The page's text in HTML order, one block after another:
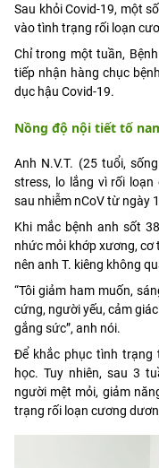
Sau khỏi Covid-19, một
vào tình trạng rối loạn
Chỉ trong một tuần,
tiếp nhận hàng chục
dục hậu Covid-19.
Nồng độ nội tiết tố
Anh N.V.T. (25 tuổi,
stress, lo lắng vì rối
sau nhiễm nCoV từ ngày
Khi mắc bệnh anh sốt
nhức mỏi khớp xương, cơ
nên anh T. kiêng không
“Tôi giảm ham muốn,
cứng, người yếu, cảm
gắng sức”, anh nói.
Để khắc phục tình trạng
học. Tuy nhiên, sau 3
người mệt mỏi, giảm
trạng rối loạn cương